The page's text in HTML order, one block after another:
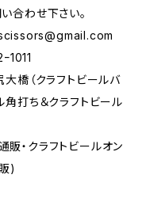
合わせ下さい。
大橋（クラフトビールバ
打ち＆クラフトビール
・クラフトビールオン
)